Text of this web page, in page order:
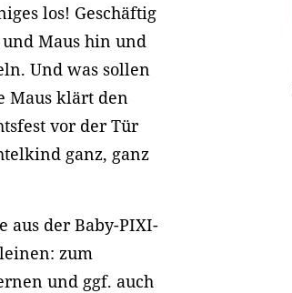
los! Geschäftig
Maus hin und
Und was sollen
Maus klärt den
vor der Tür
ganz, ganz
aus der Baby-PIXI-
zum
und ggf. auch